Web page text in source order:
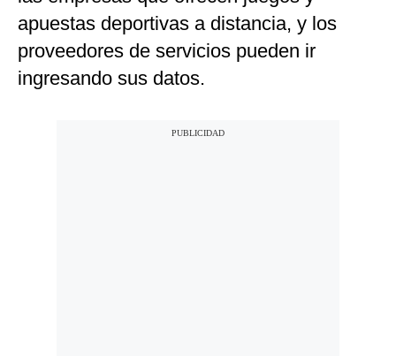
apuestas deportivas a distancia, y los
proveedores de servicios pueden ir
ingresando sus datos.